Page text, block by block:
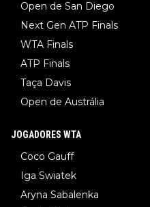
Open de San Diego
Next Gen ATP Finals
WTA Finals
ATP Finals
Taça Davis
Open de Austrália
JOGADORES WTA
Coco Gauff
Iga Swiatek
Aryna Sabalenka